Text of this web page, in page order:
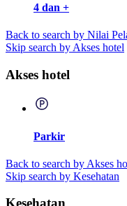
4 dan +
Back to search by Nilai
Skip search by Akses hotel
Akses hotel
Parkir
Back to search by Akses
Skip search by Kesehatan